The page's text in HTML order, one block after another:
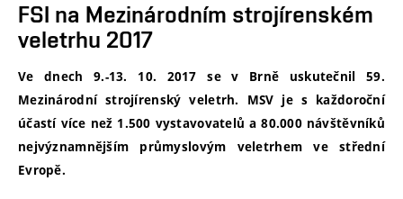
FSI na Mezinárodním strojírenském
veletrhu 2017
Ve dnech 9.-13. 10. 2017 se v Brně uskutečnil 59.
Mezinárodní strojírenský veletrh. MSV je s každoroční
účastí více než 1.500 vystavovatelů a 80.000 návštěvníků
nejvýznamnějším průmyslovým veletrhem ve střední
Evropě.